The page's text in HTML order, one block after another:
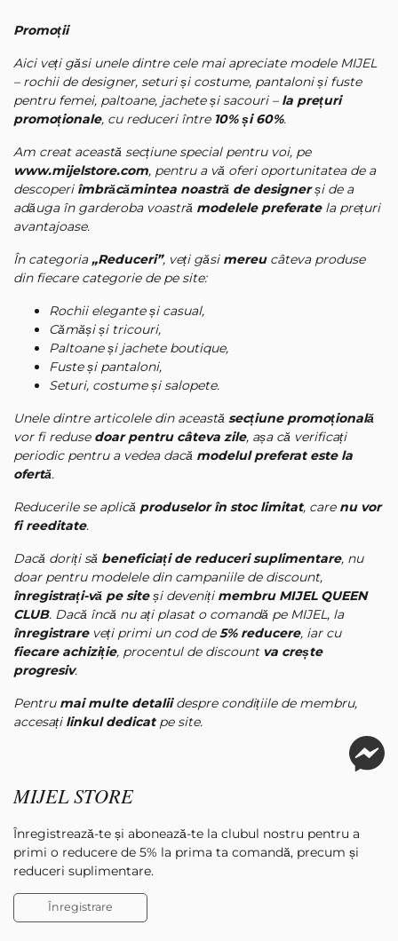
Promoții
Aici veți găsi unele dintre cele mai apreciate modele MIJEL
– rochii de designer, seturi și costume, pantaloni și fuste
pentru femei, paltoane, jachete și sacouri – la prețuri
promoționale, cu reduceri între 10% și 60%.
Am creat această secțiune special pentru voi, pe
www.mijelstore.com, pentru a vă oferi oportunitatea de a
descoperi îmbrăcămintea noastră de designerși de a
adăuga în garderoba voastră modelele preferatela prețuri
avantajoase.
În categoria„Reduceri”, veți găsi mereucâteva produse
din fiecare categorie de pe site:
Rochii elegante și casual,
Cămăși și tricouri,
Paltoane și jachete boutique,
Fuste și pantaloni,
Seturi, costume și salopete.
Unele dintre articolele din această secțiune promoțională
vor fi reduse doar pentru câteva zile, așa că verificați
periodic pentru a vedea dacă modelul preferat este la
ofertă.
Reducerile se aplică produselor în stoc limitat, care nu vor
fi reeditate.
Dacă doriți să beneficiați de reduceri suplimentare, nu
doar pentru modelele din campaniile de discount,
înregistrați-vă pe siteși deveniți membru MIJEL QUEEN
CLUB. Dacă încă nu ați plasat o comandă pe MIJEL, la
înregistrareveți primi un cod de5% reducere, iar cu
fiecare achiziție, procentul de discount va crește
progresiv.
Pentru mai multe detaliidespre condițiile de membru,
accesați linkul dedicatpe site.
MIJEL STORE
Înregistrează-te și abonează-te la clubul nostru pentru a
primi o reducere de 5% la prima ta comandă, precum și
reduceri suplimentare.
Înregistrare